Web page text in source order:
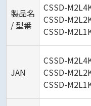
製品名
/ 型番
CSSD-
CSSD-
CSSD-
JAN
CSSD-
CSSD-
CSSD-